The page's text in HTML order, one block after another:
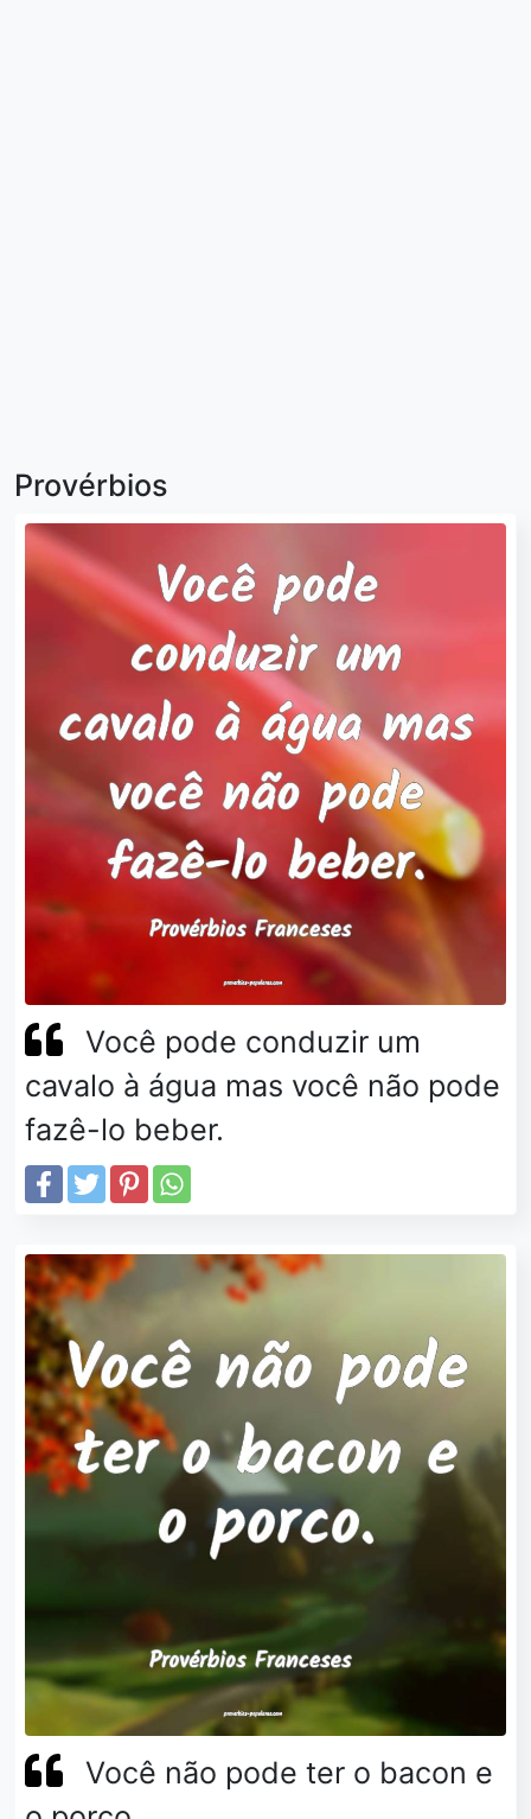
Provérbios
Você pode conduzir um
cavalo à água mas você não pode
fazê-lo beber.
Você não pode ter o bacon e